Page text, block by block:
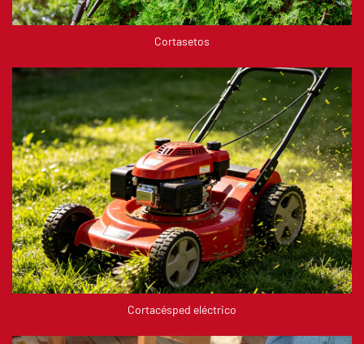
Cortasetos
Cortacésped eléctrico